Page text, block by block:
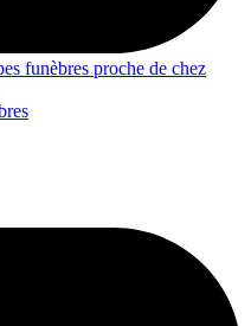
funèbres proche de chez